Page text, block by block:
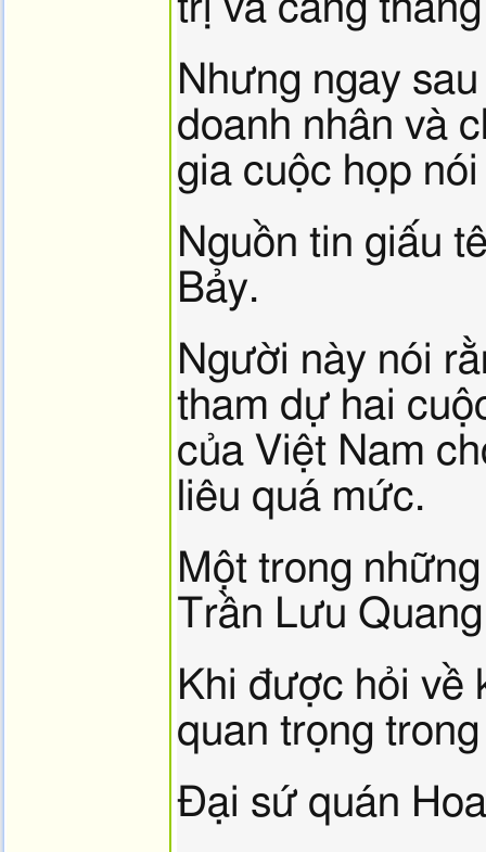
trị và căng
Nhưng ngay
doanh nhân và
gia cuộc họp
Nguồn tin giấu
Bảy.
Người này nói
tham dự hai
của Việt Nam
liêu quá mức.
Một trong
Trần Lưu
Khi được hỏi về
quan trọng
Đại sứ quán